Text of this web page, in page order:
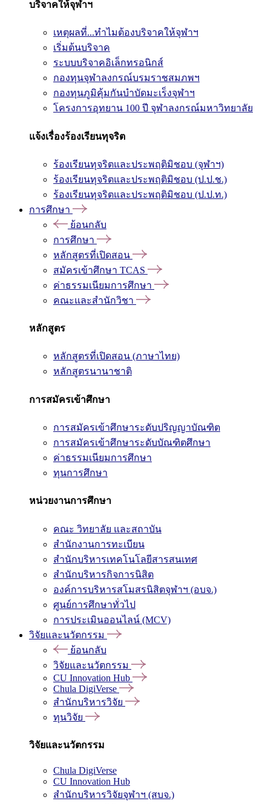
บริจาคให้จุฬาฯ
เหตุผลที่...ทำไมต้องบริจาคให้จุฬาฯ
เริ่มต้นบริจาค
ระบบบริจาคอิเล็กทรอนิกส์
กองทุนจุฬาลงกรณ์บรมราชสมภพฯ
กองทุนภูมิคุ้มกันบำบัดมะเร็งจุฬาฯ
โครงการอุทยาน 100 ปี จุฬาลงกรณ์มหาวิทยาลัย
แจ้งเรื่องร้องเรียนทุจริต
ร้องเรียนทุจริตและประพฤติมิชอบ (จุฬาฯ)
ร้องเรียนทุจริตและประพฤติมิชอบ (ป.ป.ช.)
ร้องเรียนทุจริตและประพฤติมิชอบ (ป.ป.ท.)
การศึกษา
ย้อนกลับ
การศึกษา
หลักสูตรที่เปิดสอน
สมัครเข้าศึกษา TCAS
ค่าธรรมเนียมการศึกษา
คณะและสำนักวิชา
หลักสูตร
หลักสูตรที่เปิดสอน (ภาษาไทย)
หลักสูตรนานาชาติ
การสมัครเข้าศึกษา
การสมัครเข้าศึกษาระดับปริญญาบัณฑิต
การสมัครเข้าศึกษาระดับบัณฑิตศึกษา
ค่าธรรมเนียมการศึกษา
ทุนการศึกษา
หน่วยงานการศึกษา
คณะ วิทยาลัย และสถาบัน
สำนักงานการทะเบียน
สำนักบริหารเทคโนโลยีสารสนเทศ
สำนักบริหารกิจการนิสิต
องค์การบริหารสโมสรนิสิตจุฬาฯ (อบจ.)
ศูนย์การศึกษาทั่วไป
การประเมินออนไลน์ (MCV)
วิจัยและนวัตกรรม
ย้อนกลับ
วิจัยและนวัตกรรม
CU Innovation Hub
Chula DigiVerse
สำนักบริหารวิจัย
ทุนวิจัย
วิจัยและนวัตกรรม
Chula DigiVerse
CU Innovation Hub
สำนักบริหารวิจัยจุฬาฯ (สบจ.)